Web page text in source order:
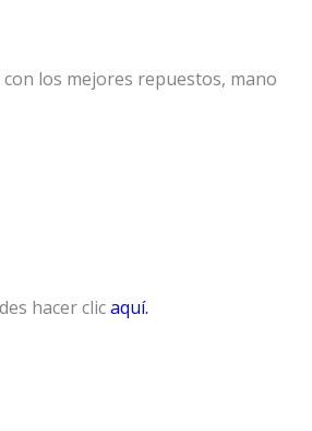
los mejores repuestos, mano
hacer clicaquí.